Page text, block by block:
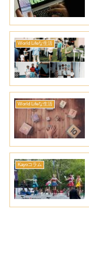
World Lifeな生活
World Lifeな生活
Kayoコラム